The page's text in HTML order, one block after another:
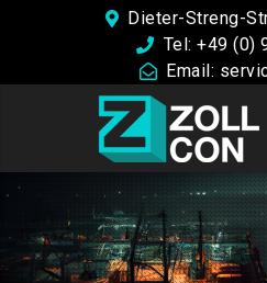
Dieter-Streng-
Tel: +49 (0)
Email: